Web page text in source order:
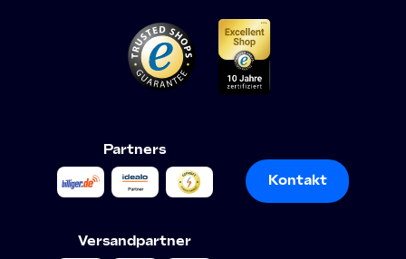
Partners
Versandpartner
Kontakt
Kontakt